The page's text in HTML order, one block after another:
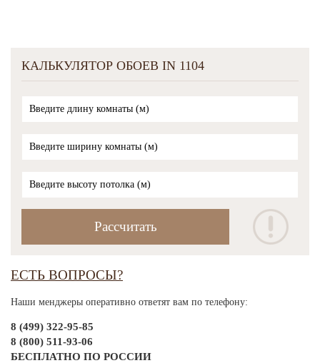
КАЛЬКУЛЯТОР ОБОЕВ IN 1104
ЕСТЬ ВОПРОСЫ?
Наши менджеры оперативно ответят вам по телефону:
8 (499) 322-95-85
8 (800) 511-93-06
БЕСПЛАТНО ПО РОССИИ